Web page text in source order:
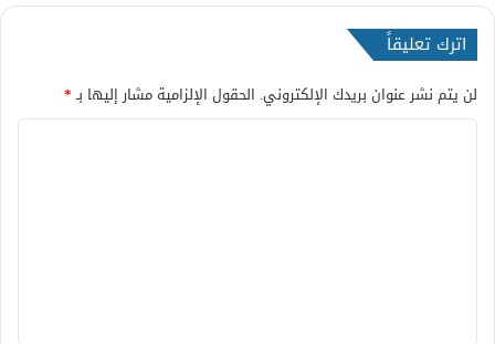
اترك تعليقاً
لن يتم نشر عنوان بريدك الإلكتروني. الحقول الإلزامية مشار إليها بـ*